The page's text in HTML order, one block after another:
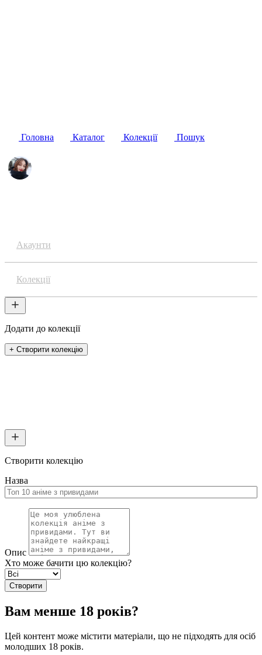
Головна Каталог Колекції Пошук
Акаунти
Колекції
Додати до колекції
+ Створити колекцію
Створити колекцію
Назва
Опис
Хто може бачити цю колекцію?
Створити
Вам менше 18 років?
Цей контент може містити матеріали, що не підходять для осіб
молодших 18 років.